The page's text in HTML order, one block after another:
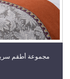
مجموعة أطقم